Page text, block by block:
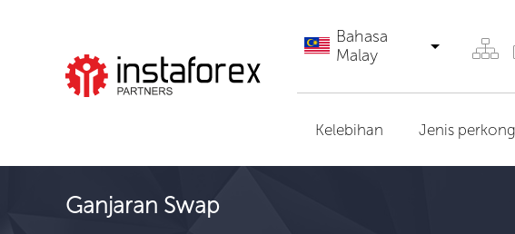
Bahasa
Malay
Kelebihan Jenis
Ganjaran Swap